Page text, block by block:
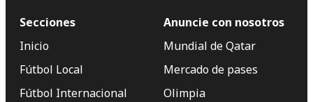
Secciones
Inicio
Fútbol Local
Fútbol Internacional
Anuncie con nosotros
Mundial de Qatar
Mercado de pases
Olimpia